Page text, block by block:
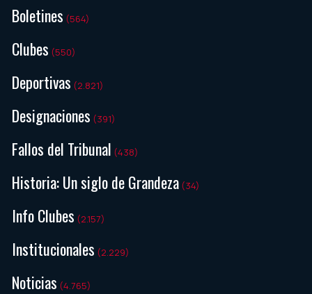
Boletines (564)
Clubes (550)
Deportivas (2.821)
Designaciones (391)
Fallos del Tribunal (438)
Historia: Un siglo de Grandeza (34)
Info Clubes (2.157)
Institucionales (2.229)
Noticias (4.765)